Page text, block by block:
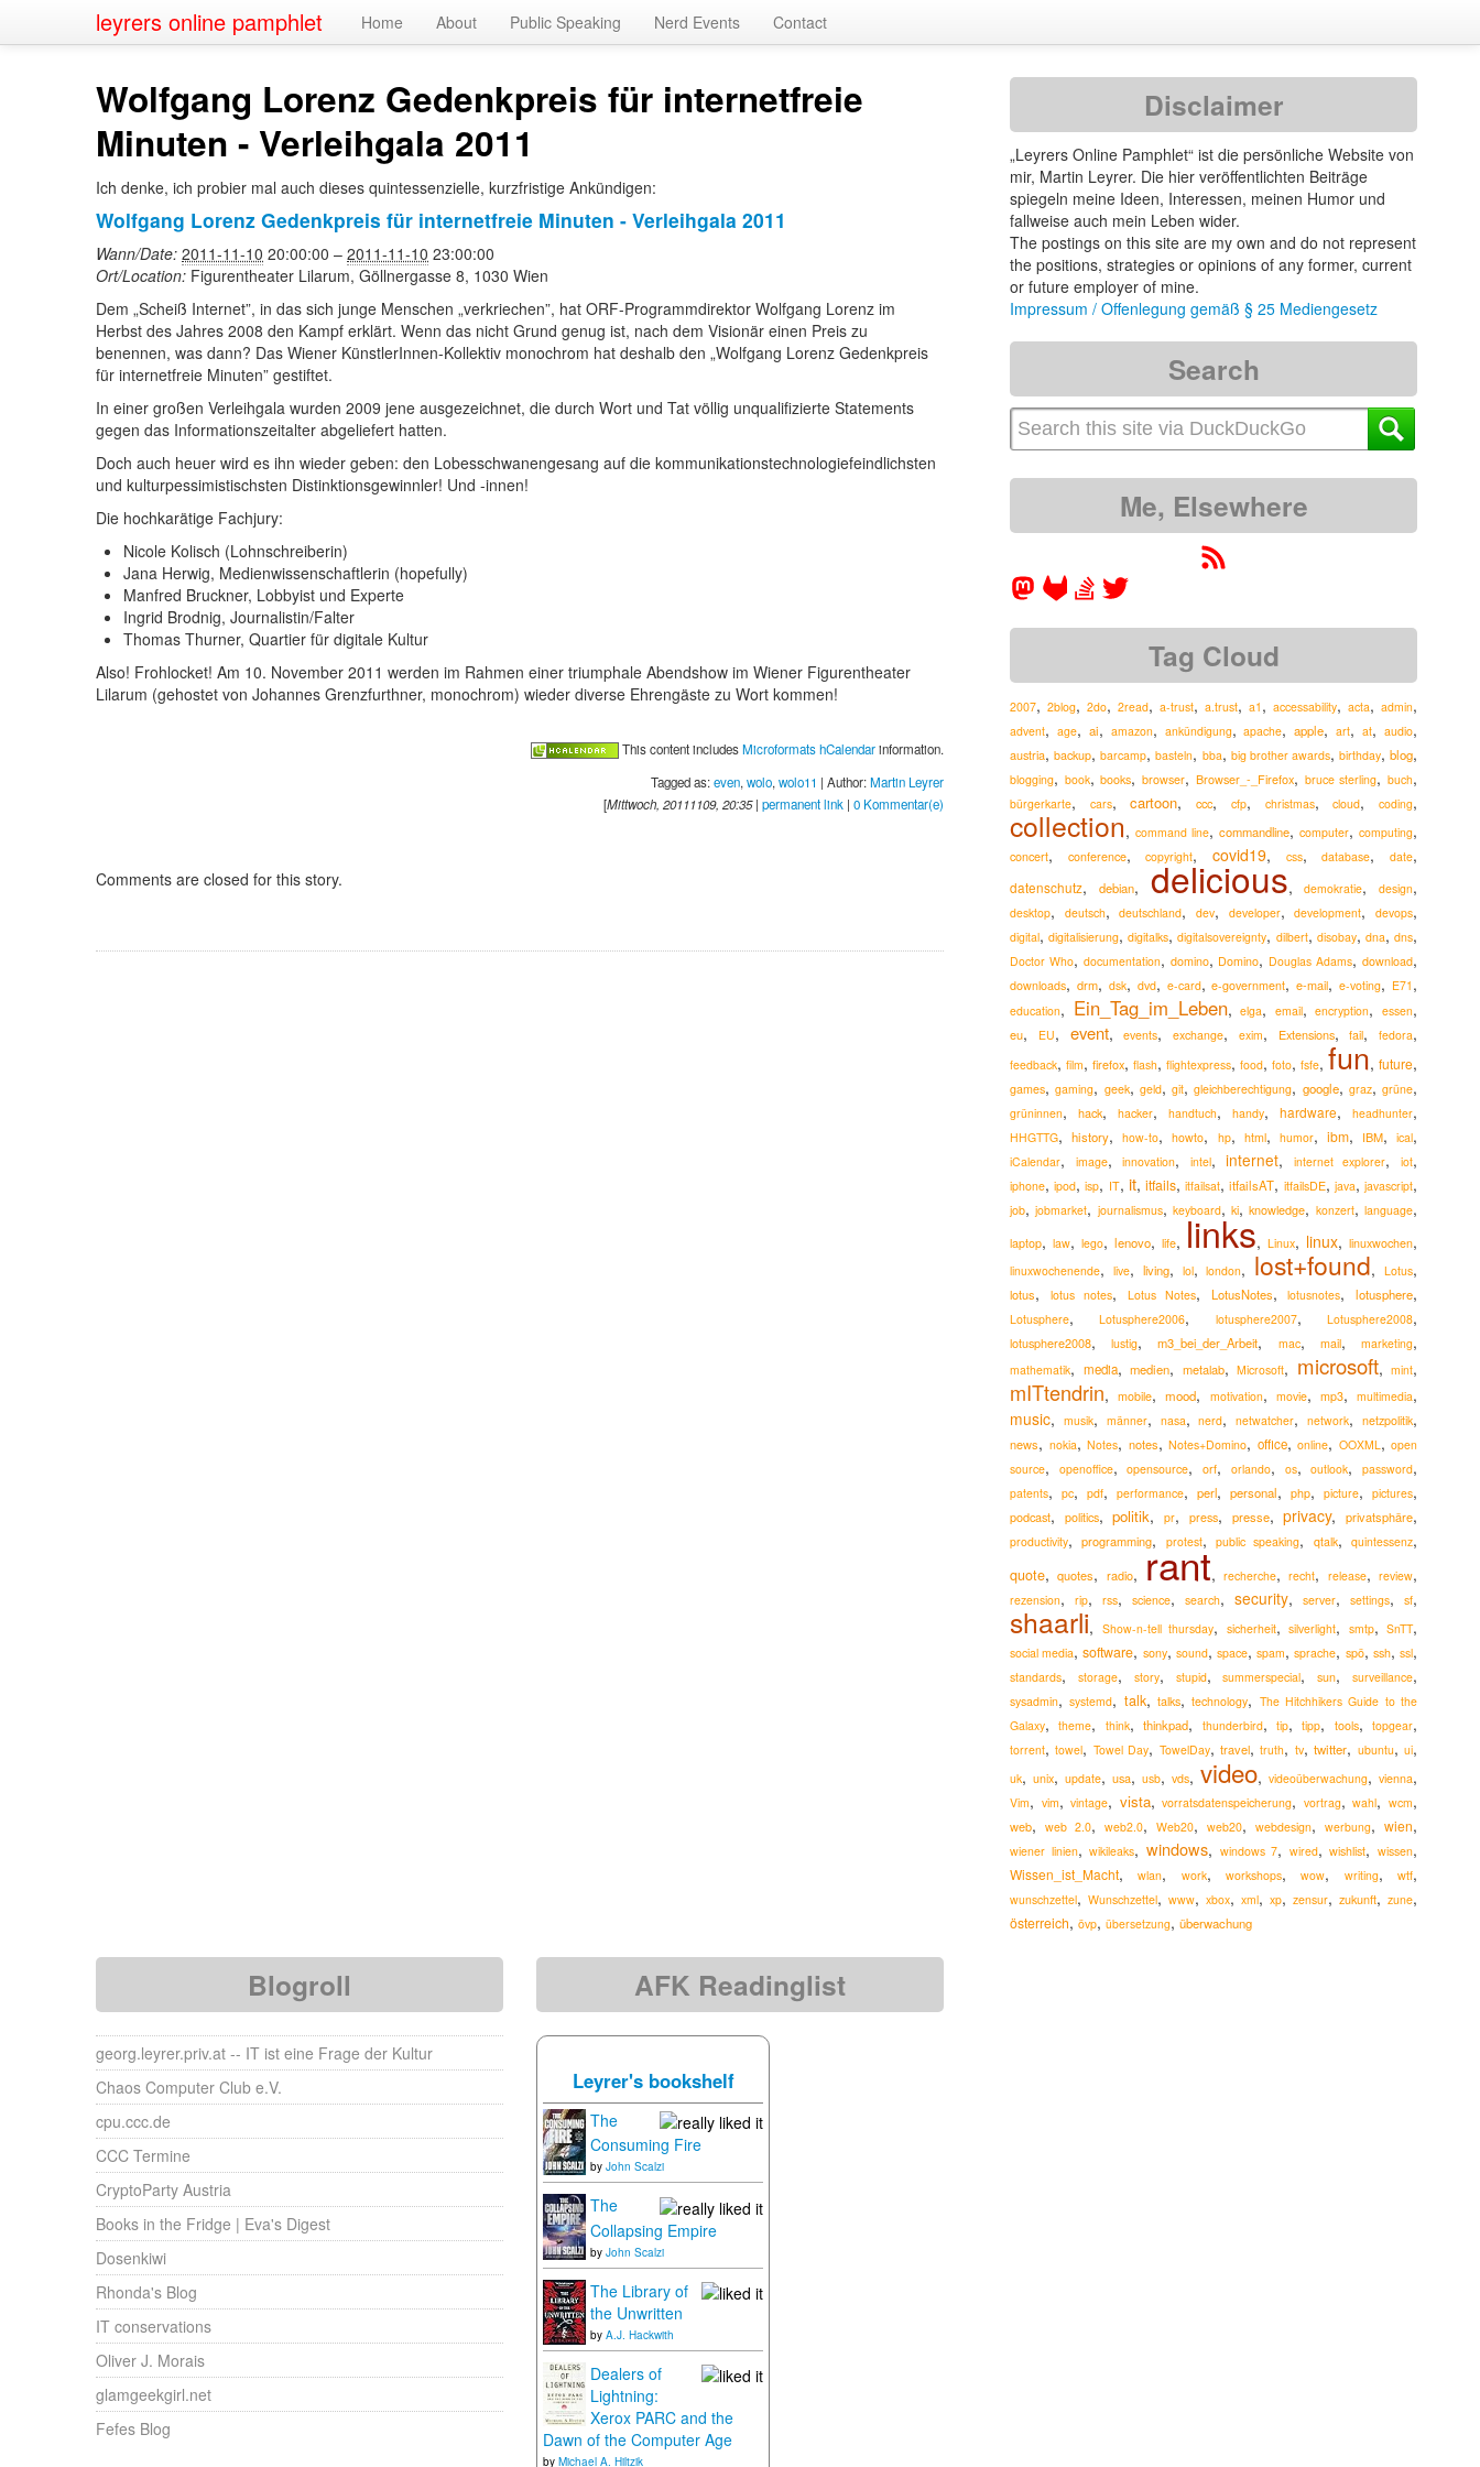
leyrers online pamphlet Home About Public Speaking Nerd Events Contact
Wolfgang Lorenz Gedenkpreis für internetfreie
Minuten - Verleihgala 2011
Ich denke, ich probier mal auch dieses quintessenzielle, kurzfristige Ankündigen:
Wolfgang Lorenz Gedenkpreis für internetfreie Minuten - Verleihgala 2011
Wann/Date: 2011-11-10 20:00:00 – 2011-11-10 23:00:00
Ort/Location: Figurentheater Lilarum, Göllnergasse 8, 1030 Wien
Dem „Scheiß Internet”, in das sich junge Menschen „verkriechen”, hat ORF-Programmdirektor Wolfgang Lorenz im
Herbst des Jahres 2008 den Kampf erklärt. Wenn das nicht Grund genug ist, nach dem Visionär einen Preis zu
benennen, was dann? Das Wiener KünstlerInnen-Kollektiv monochrom hat deshalb den „Wolfgang Lorenz Gedenkpreis
für internetfreie Minuten” gestiftet.
In einer großen Verleihgala wurden 2009 jene ausgezeichnet, die durch Wort und Tat völlig unqualifizierte Statements
gegen das Informationszeitalter abgeliefert hatten.
Doch auch heuer wird es ihn wieder geben: den Lobesschwanengesang auf die kommunikationstechnologiefeindlichsten
und kulturpessimistischsten Distinktionsgewinnler! Und -innen!
Die hochkarätige Fachjury:
Nicole Kolisch (Lohnschreiberin)
Jana Herwig, Medienwissenschaftlerin (hopefully)
Manfred Bruckner, Lobbyist und Experte
Ingrid Brodnig, Journalistin/Falter
Thomas Thurner, Quartier für digitale Kultur
Also! Frohlocket! Am 10. November 2011 werden im Rahmen einer triumphale Abendshow im Wiener Figurentheater
Lilarum (gehostet von Johannes Grenzfurthner, monochrom) wieder diverse Ehrengäste zu Wort kommen!
This content includesMicroformats hCalendarinformation.
Tagged as:even, wolo, wolo11 | Author:Martin Leyrer
[Mittwoch, 20111109, 20:35| permanent link | 0 Kommentar(e)
Comments are closed for this story.
Disclaimer
„Leyrers Online Pamphlet“ ist die persönliche Website von
mir, Martin Leyrer. Die hier veröffentlichten Beiträge
spiegeln meine Ideen, Interessen, meinen Humor und
fallweise auch mein Leben wider.
The postings on this site are my own and do not represent
the positions, strategies or opinions of any former, current
or future employer of mine.
Impressum / Offenlegung gemäß § 25 Mediengesetz
Search
Me, Elsewhere
Tag Cloud
2007, 2blog, 2do, 2read, a-trust, a.trust, a1 , accessability, acta, admin,
advent, age, ai, amazon, ankündigung,apache,apple,art,at,audio,
austria,backup,barcamp,basteln, bba, big brother awards, birthday,blog,
blogging, book,books,browser, Browser_-_Firefox, bruce sterling,buch,
bürgerkarte, cars,cartoon,ccc, cfp, christmas,cloud,coding,
collection, command line, commandline, computer, computing,
concert, conference,copyright,covid19, css,database,date,
datenschutz, debian, delicious,demokratie, design,
desktop, deutsch,deutschland,dev, developer,development,devops,
digital,digitalisierung,digitalks,digitalsovereignty, dilbert, disobay, dna,dns,
Doctor Who, documentation, domino, Domino, Douglas Adams,download,
downloads, drm, dsk, dvd, e-card,e-government,e-mail,e-voting, E71 ,
education, Ein_Tag_im_Leben,elga, email,encryption,essen,
eu, EU, event,events, exchange, exim, Extensions,fail, fedora,
feedback, film, firefox, flash, flightexpress, food, foto, fsfe, fun, future,
games,gaming, geek, geld, git,gleichberechtigung, google, graz, grüne,
grüninnen, hack, hacker, handtuch, handy, hardware, headhunter,
HHGTTG,history,how-to,howto, hp, html, humor, ibm, IBM,ical,
iCalendar, image,innovation, intel,internet, internet explorer,iot,
iphone,ipod,isp, IT, it,itfails,itfailsat,itfailsAT, itfailsDE, java,javascript,
job,jobmarket, journalismus, keyboard,ki,knowledge, konzert,language,
laptop, law, lego, lenovo, life, links,Linux, linux, linuxwochen,
linuxwochenende, live, living, lol,london, lost+found,Lotus,
lotus, lotus notes, Lotus Notes, LotusNotes,lotusnotes,lotusphere,
Lotusphere,Lotusphere2006, lotusphere2007,Lotusphere2008,
lotusphere2008,lustig,m3_bei_der_Arbeit, mac, mail,marketing,
mathematik, media, medien, metalab, Microsoft, microsoft, mint,
mITtendrin,mobile,mood, motivation, movie, mp3,multimedia,
music, musik, männer, nasa,nerd,netwatcher,network,netzpolitik,
news, nokia, Notes, notes, Notes+Domino, office, online, OOXML, open
source, openoffice,opensource,orf, orlando, os,outlook,password,
patents, pc, pdf, performance, perl, personal, php, picture, pictures,
podcast, politics,politik,pr, press, presse,privacy,privatsphäre,
productivity,programming, protest,public speaking, qtalk,quintessenz,
quote,quotes, radio, rant,recherche,recht, release,review,
rezension, rip, rss, science, search, security, server, settings, sf,
shaarli, Show-n-tell thursday, sicherheit, silverlight, smtp, SnTT,
social media,software, sony, sound,space,spam,sprache, spö, ssh,ssl,
standards, storage, story, stupid,summerspecial,sun,surveillance,
sysadmin,systemd, talk,talks,technology, The Hitchhikers Guide to the
Galaxy,theme, think,thinkpad, thunderbird, tip,tipp, tools, topgear,
torrent,towel, Towel Day, TowelDay,travel,truth, tv,twitter, ubuntu,ui,
uk, unix, update, usa, usb, vds, video, videoüberwachung, vienna,
Vim, vim,vintage, vista,vorratsdatenspeicherung, vortrag,wahl,wcm,
web, web 2.0, web2.0, Web20, web20, webdesign, werbung, wien,
wiener linien,wikileaks, windows, windows 7, wired,wishlist, wissen,
Wissen_ist_Macht,wlan, work,workshops,wow, writing,wtf,
wunschzettel, Wunschzettel, www, xbox, xml, xp, zensur, zukunft, zune,
österreich, övp, übersetzung, überwachung
Blogroll
georg.leyrer.priv.at -- IT ist eine Frage der Kultur
Chaos Computer Club e.V.
cpu.ccc.de
CCC Termine
CryptoParty Austria
Books in the Fridge | Eva's Digest
Dosenkiwi
Rhonda's Blog
IT conservations
Oliver J. Morais
glamgeekgirl.net
Fefes Blog
AFK Readinglist
Leyrer's bookshelf
The
Consuming Fire
by John Scalzi
The
Collapsing Empire
by John Scalzi
The Library of
the Unwritten
by A.J. Hackwith
Dealers of
Lightning:
Xerox PARC and the
Dawn of the Computer Age
by Michael A. Hiltzik